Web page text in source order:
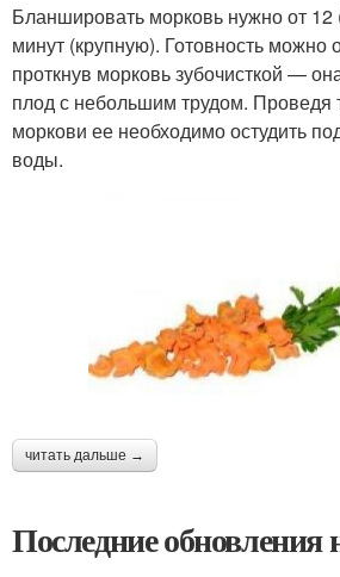
Бланшировать морковь нужно от 12
минут (крупную). Готовность можно
проткнув морковь зубочисткой —
плод с небольшим трудом. Проведя
моркови ее необходимо остудить
воды.
читать дальше →
Последние обновления